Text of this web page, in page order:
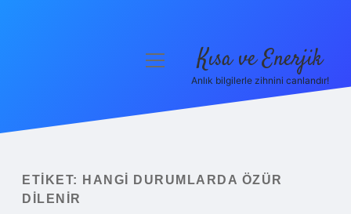
Yasal Uyarı
menüyü
Kısa ve Enerjik
Anlık bilgilerle zihnini canlandır!
ETIKET:
HANGI DURUMLARDA ÖZÜR
DILENIR